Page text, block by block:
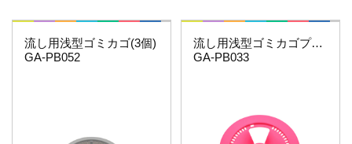
赤札見つけ
流し用浅型ゴミカゴ(3個)
GA-PB052
これエエやん
流し用浅型ゴミカゴプレートセット(ピンク）
GA-PB033